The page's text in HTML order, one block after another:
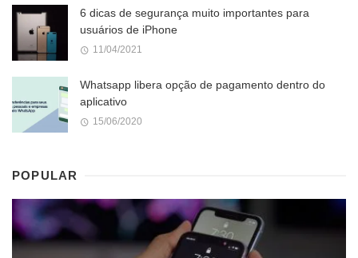
6 dicas de segurança muito importantes para
usuários de iPhone
11/04/2021
Whatsapp libera opção de pagamento dentro do
aplicativo
15/06/2020
POPULAR